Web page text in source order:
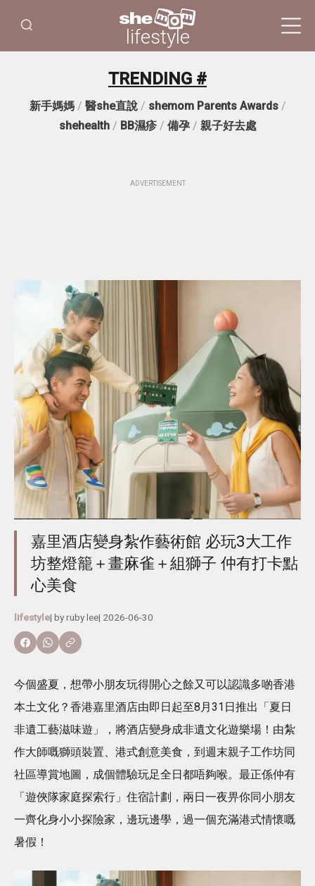
lifestyle
TRENDING #
新手媽媽/ 醫she直說/ shemom Parents Awards/
shehealth/ BB濕疹/ 備孕/ 親子好去處
ADVERTISEMENT
嘉里酒店變身紮作藝術館 必玩3大工作
坊整燈籠＋畫麻雀＋組獅子 仲有打卡點
心美食
lifestyle| byruby lee| 2026-06-30
今個盛夏，想帶小朋友玩得開心之餘又可以認識多啲香港
本土文化？香港嘉里酒店由即日起至8月31日推出「夏日
非遺工藝滋味遊」，將酒店變身成非遺文化遊樂場！由紮
作大師嘅獅頭裝置、港式創意美食，到週末親子工作坊同
社區導賞地圖，成個體驗玩足全日都唔夠喉。最正係仲有
「遊俠隊家庭探索行」住宿計劃，兩日一夜畀你同小朋友
一齊化身小小探險家，邊玩邊學，過一個充滿港式情懷嘅
暑假！